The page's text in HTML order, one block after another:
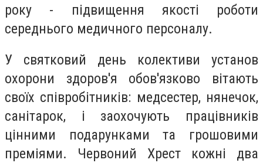
року - підвищення якості роботи
середнього медичного персоналу.
У святковий день колективи установ
охорони здоров'я обов'язково вітають
своїх співробітників: медсестер, нянечок,
санітарок, і заохочують працівників
цінними подарунками та грошовими
преміями. Червоний Хрест кожні два